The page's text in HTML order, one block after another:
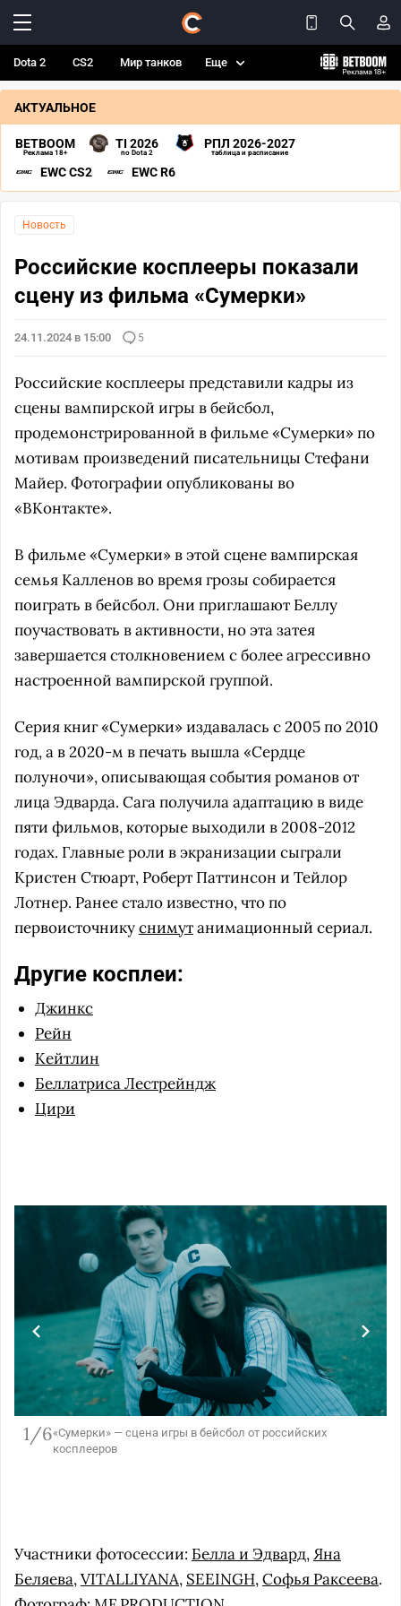
Dota 2 CS2 Мир танков Еще
АКТУАЛЬНОЕ
BETBOOM
Реклама 18+
TI 2026
по Dota 2
РПЛ 2026-2027
таблица и расписание
EWC CS2 EWC R6
Новость
Российские косплееры показали
сцену из фильма «Сумерки»
24.11.2024 в 15:00 5
Российские косплееры представили кадры из
сцены вампирской игры в бейсбол,
продемонстрированной в фильме «Сумерки» по
мотивам произведений писательницы Стефани
Майер. Фотографии опубликованы во
«ВКонтакте».
В фильме «Сумерки» в этой сцене вампирская
семья Калленов во время грозы собирается
поиграть в бейсбол. Они приглашают Беллу
поучаствовать в активности, но эта затея
завершается столкновением с более агрессивно
настроенной вампирской группой.
Серия книг «Сумерки» издавалась с 2005 по 2010
год, а в 2020-м в печать вышла «Сердце
полуночи», описывающая события романов от
лица Эдварда. Сага получила адаптацию в виде
пяти фильмов, которые выходили в 2008-2012
годах. Главные роли в экранизации сыграли
Кристен Стюарт, Роберт Паттинсон и Тейлор
Лотнер. Ранее стало известно, что по
первоисточникуснимутанимационный сериал.
Другие косплеи:
Джинкс
Рейн
Кейтлин
Беллатриса Лестрейндж
Цири
1/6«Сумерки» — сцена игры в бейсбол от российских
косплееров
Участники фотосессии: Белла и Эдвард,Яна
Беляева,VITALLIYANA, SEEINGH,Софья Раксеева.